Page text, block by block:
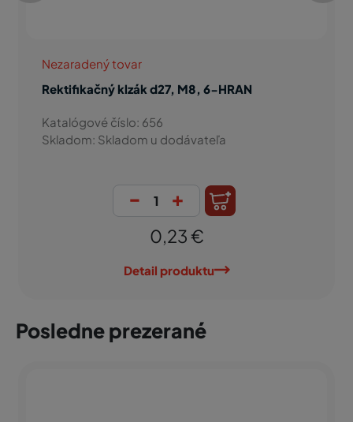
Nezaradený tovar
HAWERA-Vrták do dreva CV 10,0x120/81
Katalógové číslo: 908
Skladom: Áno
- +
3,10 €
Detail produktu
Posledne prezerané